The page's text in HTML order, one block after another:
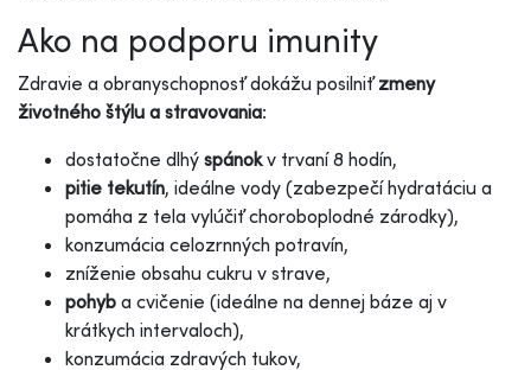
Ako na podporu imunity
Zdravie a obranyschopnosť dokážu posilniťzmeny
životného štýlu a stravovania:
dostatočne dlhý spánokv trvaní 8 hodín,
pitie tekutín, ideálne vody (zabezpečí hydratáciu a
pomáha z tela vylúčiť choroboplodné zárodky),
konzumácia celozrnných potravín,
zníženie obsahu cukru v strave,
pohyb a cvičenie (ideálne na dennej báze aj v
krátkych intervaloch),
konzumácia zdravých tukov,